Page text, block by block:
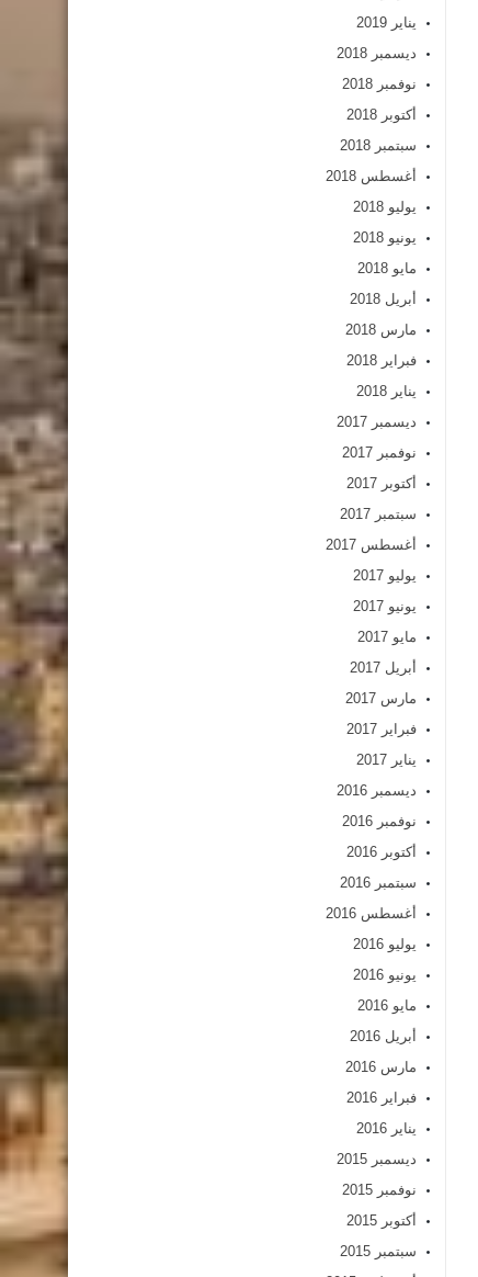
يناير 2019
ديسمبر 2018
نوفمبر 2018
أكتوبر 2018
سبتمبر 2018
أغسطس 2018
يوليو 2018
يونيو 2018
مايو 2018
أبريل 2018
مارس 2018
فبراير 2018
يناير 2018
ديسمبر 2017
نوفمبر 2017
أكتوبر 2017
سبتمبر 2017
أغسطس 2017
يوليو 2017
يونيو 2017
مايو 2017
أبريل 2017
مارس 2017
فبراير 2017
يناير 2017
ديسمبر 2016
نوفمبر 2016
أكتوبر 2016
سبتمبر 2016
أغسطس 2016
يوليو 2016
يونيو 2016
مايو 2016
أبريل 2016
مارس 2016
فبراير 2016
يناير 2016
ديسمبر 2015
نوفمبر 2015
أكتوبر 2015
سبتمبر 2015